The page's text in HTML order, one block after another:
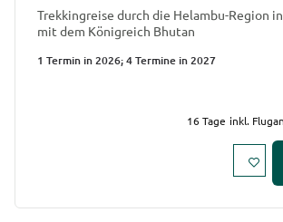
Trekkingreise durch die Helambu-Region
mit dem Königreich Bhutan
1 Termin in 2026; 4 Termine in 2027
16Tage inkl.